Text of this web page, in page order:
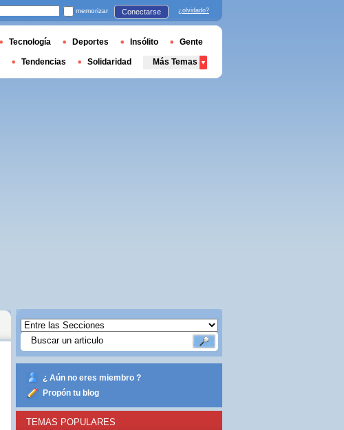
¿ Aún no eres miembro ?
Propón tu blog
TEMAS POPULARES
memorizar Conectarse ¿olvidado?
Tecnología Deportes Insólito Gente
Tendencias Solidaridad Más Temas